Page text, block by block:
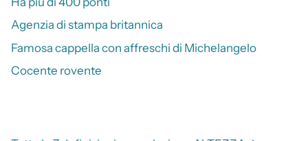
Agenzia di stampa britannica
Famosa cappella con affreschi di Michelangelo
Cocente rovente